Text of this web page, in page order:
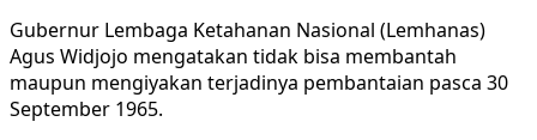
Gubernur Lembaga Ketahanan Nasional (Lemhanas)
Agus Widjojo mengatakan tidak bisa membantah
maupun mengiyakan terjadinya pembantaian pasca 30
September 1965.